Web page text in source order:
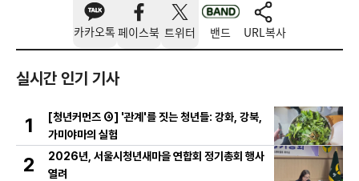
카카오톡 페이스북 트위터 밴드 URL복사
실시간 인기 기사
1
[청년커먼즈 ④] '관계'를 짓는 청년들: 강화, 강북,
가미야마의 실험
2
2026년, 서울시청년새마을 연합회 정기총회 행사
열려